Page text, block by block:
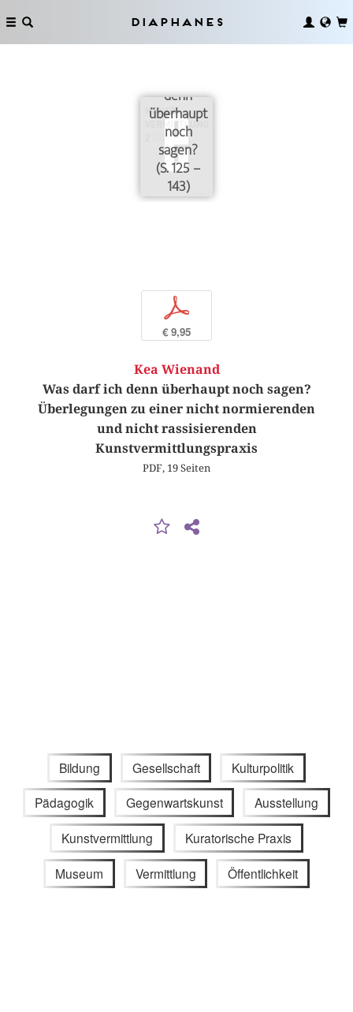
Diaphanes
denn
überhaupt
noch
sagen?
(S. 125 –
143)
p
€ 9,95
Kea Wienand
Was darf ich denn überhaupt noch sagen?
Überlegungen zu einer nicht normierenden
und nicht rassisierenden
Kunstvermittlungspraxis
PDF, 19 Seiten
Bildung Gesellschaft Kulturpolitik
Pädagogik Gegenwartskunst Ausstellung
Kunstvermittlung Kuratorische Praxis
Museum Vermittlung Öffentlichkeit